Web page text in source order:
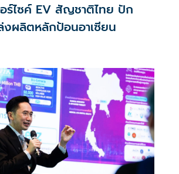
ร์ไซค์ EV สัญชาติไทย ปัก
ผลิตหลักป้อนอาเซียน